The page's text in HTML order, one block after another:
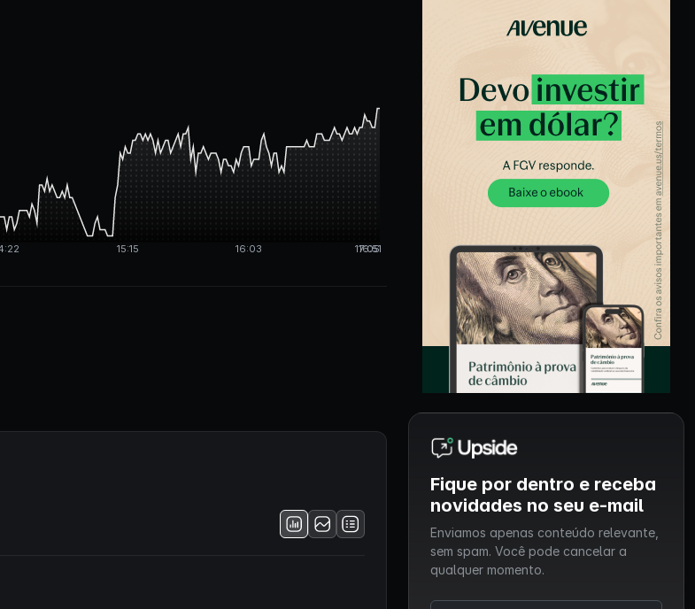
Fique por dentro e receba
novidades no seu e-mail
Enviamos apenas conteúdo relevante,
sem spam. Você pode cancelar a
qualquer momento.